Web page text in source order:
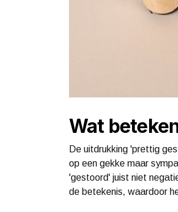
Wat
De uitdrukking 'prettig
op een gekke maar
'gestoord' juist niet
de betekenis, waardoor